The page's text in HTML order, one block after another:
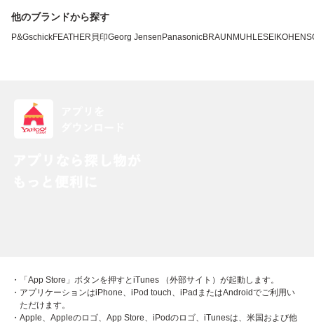
他のブランドから探す
P&GschickFEATHER 貝印Georg Jensen PanasonicBRAUN MUHLESEIKO
・「App Store」ボタンを押すとiTunes （外部サイト）が起動します。
・アプリケーションはiPhone、iPod touch、iPadまたはAndroidでご利用い
ただけます。
・Apple、Appleのロゴ、App Store、iPodのロゴ、iTunesは、米国および他